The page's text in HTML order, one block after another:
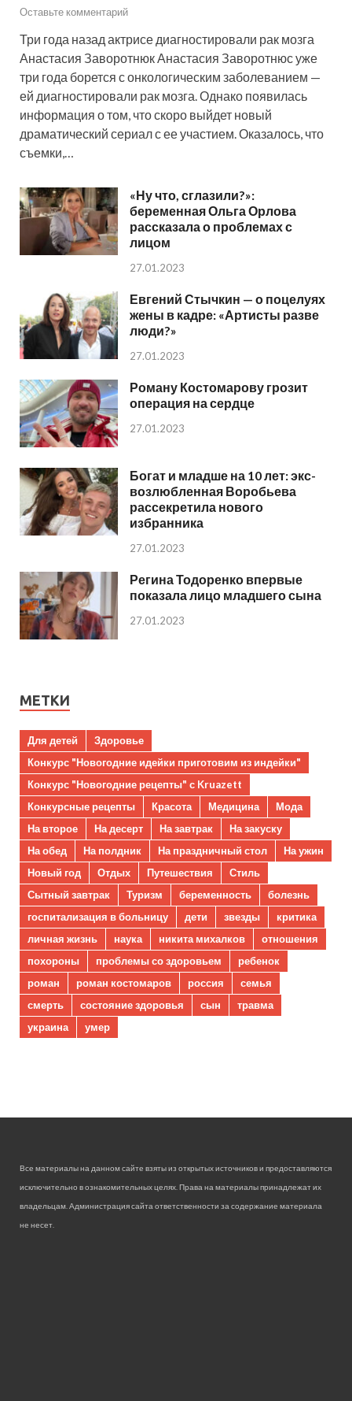
Оставьте комментарий
Три года назад актрисе диагностировали рак мозга
Анастасия Заворотнюк Анастасия Заворотнюс уже
три года борется с онкологическим заболеванием —
ей диагностировали рак мозга. Однако появилась
информация о том, что скоро выйдет новый
драматический сериал с ее участием. Оказалось, что
съемки,…
«Ну что, сглазили?»:
беременная Ольга Орлова
рассказала о проблемах с
лицом
27.01.2023
Евгений Стычкин — о поцелуях
жены в кадре: «Артисты разве
люди?»
27.01.2023
Роману Костомарову грозит
операция на сердце
27.01.2023
Богат и младше на 10 лет: экс-
возлюбленная Воробьева
рассекретила нового
избранника
27.01.2023
Регина Тодоренко впервые
показала лицо младшего сына
27.01.2023
МЕТКИ
Для детей
Здоровье
Конкурс "Новогодние идейки приготовим из индейки"
Конкурс "Новогодние рецепты" с Kruazett
Конкурсные рецепты
Красота Медицина
Мода
На второе
На десерт На завтрак
На закуску
На обед
На полдник На праздничный стол
На ужин
Новый год
Отдых Путешествия
Стиль
Сытный завтрак
Туризм беременность
болезнь
госпитализация в больницу
дети звезды
критика
личная жизнь
наука никита михалков
отношения
похороны
проблемы со здоровьем
ребенок
роман
роман костомаров россия
семья
смерть
состояние здоровья сын
травма
украина
умер
Все материалы на данном сайте взяты из открытых источников и предоставляются
исключительно в ознакомительных целях. Права на материалы принадлежат их
владельцам. Администрация сайта ответственности за содержание материала
не несет.